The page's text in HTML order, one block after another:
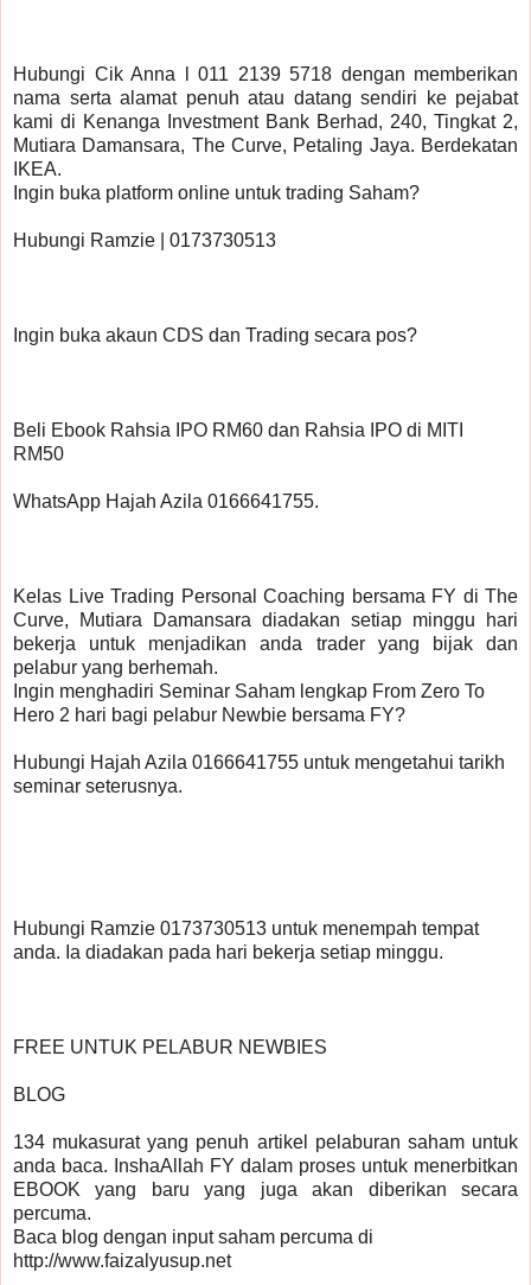
Hubungi Cik Anna l 011 2139 5718 dengan memberikan
nama serta alamat penuh atau datang sendiri ke pejabat
kami di Kenanga Investment Bank Berhad, 240, Tingkat 2,
Mutiara Damansara, The Curve, Petaling Jaya. Berdekatan
IKEA.
Ingin buka platform online untuk trading Saham?
Hubungi Ramzie | 0173730513
Ingin buka akaun CDS dan Trading secara pos?
Beli Ebook Rahsia IPO RM60 dan Rahsia IPO di MITI
RM50
WhatsApp Hajah Azila 0166641755.
Kelas Live Trading Personal Coaching bersama FY di The
Curve, Mutiara Damansara diadakan setiap minggu hari
bekerja untuk menjadikan anda trader yang bijak dan
pelabur yang berhemah.
Ingin menghadiri Seminar Saham lengkap From Zero To
Hero 2 hari bagi pelabur Newbie bersama FY?
Hubungi Hajah Azila 0166641755 untuk mengetahui tarikh
seminar seterusnya.
Hubungi Ramzie 0173730513 untuk menempah tempat
anda. Ia diadakan pada hari bekerja setiap minggu.
FREE UNTUK PELABUR NEWBIES
BLOG
134 mukasurat yang penuh artikel pelaburan saham untuk
anda baca. InshaAllah FY dalam proses untuk menerbitkan
EBOOK yang baru yang juga akan diberikan secara
percuma.
Baca blog dengan input saham percuma di
http://www.faizalyusup.net